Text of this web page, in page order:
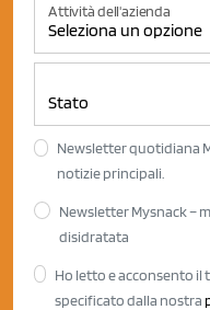
Attività dell'azienda
Newsletter quotidiana
notizie principali.
Newsletter Mysnack –
disidratata
Ho letto e acconsento
specificato dalla nostra